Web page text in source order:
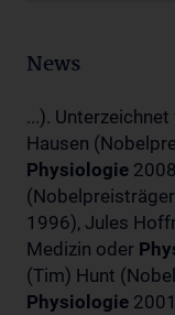
News
...).
Hausen
Physiologie
(Nobelpreisträger
1996), Jules
Medizin oder
(Tim) Hunt
Physiologie